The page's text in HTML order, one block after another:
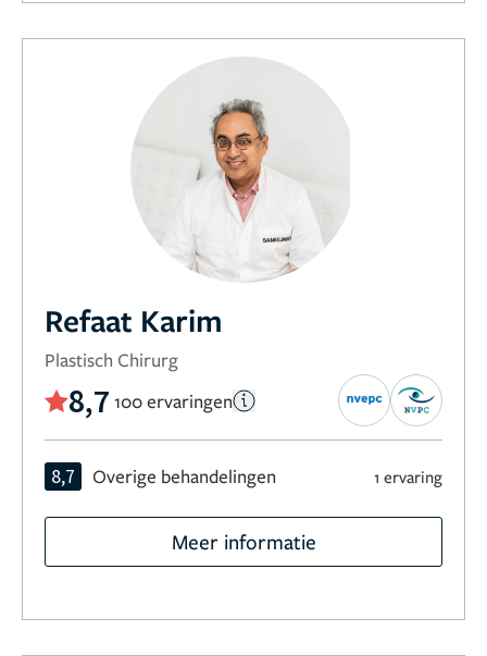
Refaat Karim
Plastisch Chirurg
8,7 100 ervaringen
8,7 Overige behandelingen 1 ervaring
Meer informatie